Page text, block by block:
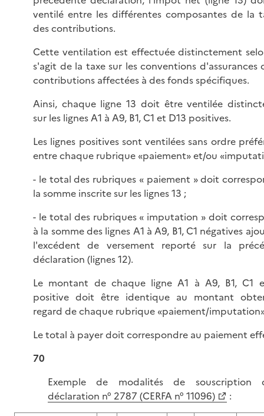
ventilé entre les différentes composantes de la
des contributions.
Cette ventilation est effectuée distinctement
s'agit de la taxe sur les conventions d'assurances
contributions affectées à des fonds spécifiques.
Ainsi, chaque ligne 13 doit être ventilée
sur les lignes A1 à A9, B1, C1 et D13 positives.
Les lignes positives sont ventilées sans ordre
entre chaque rubrique «paiement» et/ou
- le total des rubriques « paiement » doit
la somme inscrite sur les lignes 13 ;
- le total des rubriques « imputation » doit
à la somme des lignes A1 à A9, B1, C1 négatives
l'excédent de versement reporté sur la
déclaration (lignes 12).
Le montant de chaque ligne A1 à A9, B1, C1
positive doit être identique au montant
regard de chaque rubrique «paiement/
Le total à payer doit correspondre au paiement
70
Exemple de modalités de souscription
déclaration n° 2787 (CERFA n° 11096)
: